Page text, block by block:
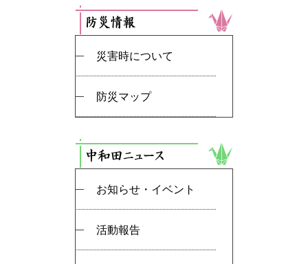
災害時について
防災マップ
お知らせ・イベント
活動報告